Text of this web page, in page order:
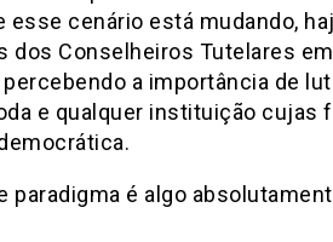
esse cenário está mudando,
dos Conselheiros Tutelares
a importância de
e qualquer instituição cujas
paradigma é algo